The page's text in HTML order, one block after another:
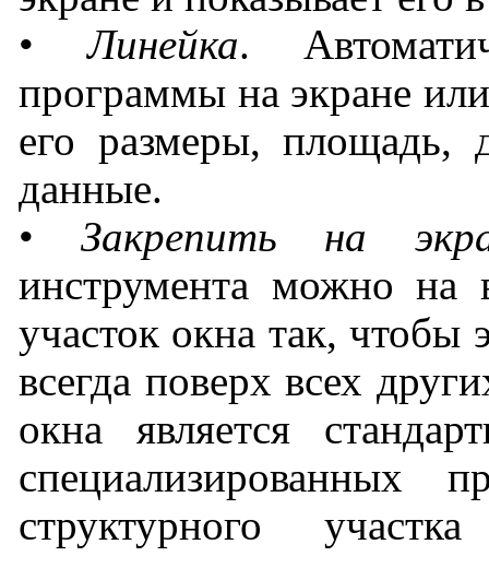
•Линейка.
программы на экране
его размеры, площадь,
данные.
•Закрепить на
инструмента можно на
участок окна так, чтобы
всегда поверх всех
окна является
специализированных
структурного